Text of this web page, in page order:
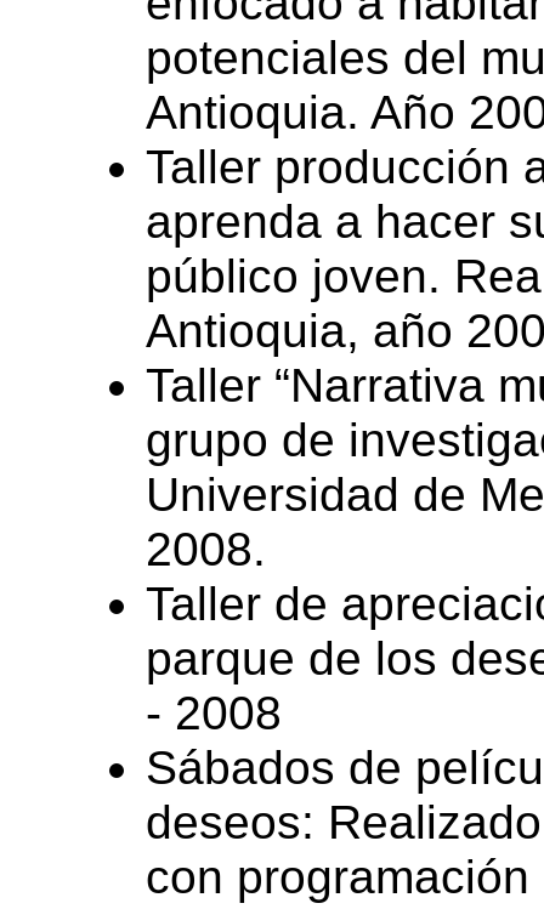
potenciales del
Antioquia. Año
Taller producción
aprenda a hacer
público joven.
Antioquia, año
Taller “Narrativa
grupo de
Universidad de
2008.
Taller de
parque de los
- 2008
Sábados de
deseos:
con